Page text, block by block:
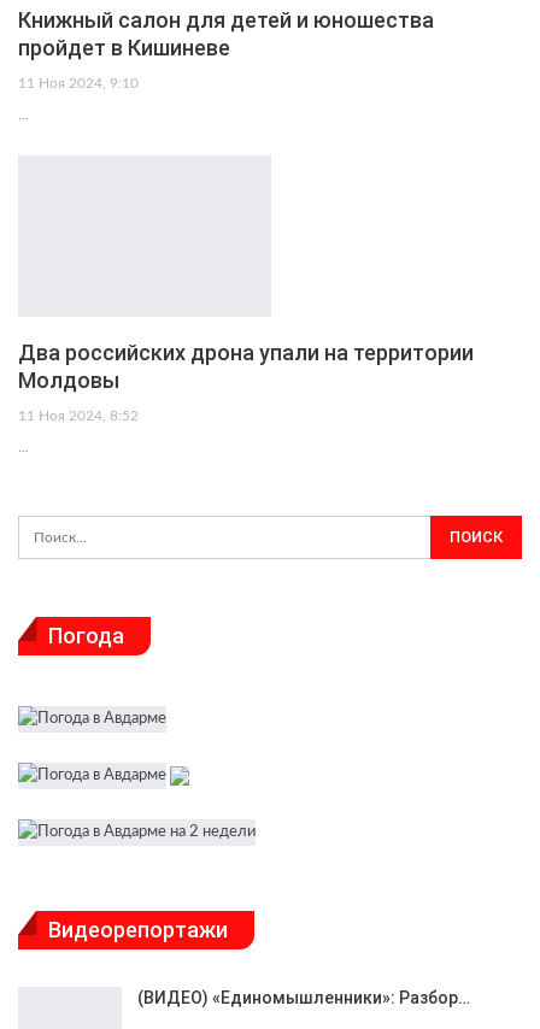
Книжный салон для детей и юношества
пройдет в Кишиневе
11 Ноя 2024, 9:10
Два российских дрона упали на территории
Молдовы
11 Ноя 2024, 8:52
…
Погода
Видеорепортажи
(ВИДЕО) «Единомышленники»: Разбор…